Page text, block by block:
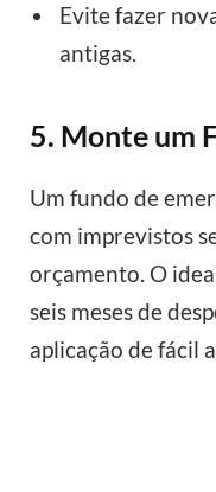
Evite fazer
antigas.
5. Monte um
Um fundo de
com imprevistos
orçamento. O
seis meses de
aplicação de fácil